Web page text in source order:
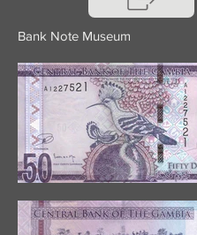
Bank Note Museum